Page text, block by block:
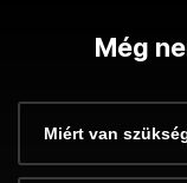
Még
Miért van